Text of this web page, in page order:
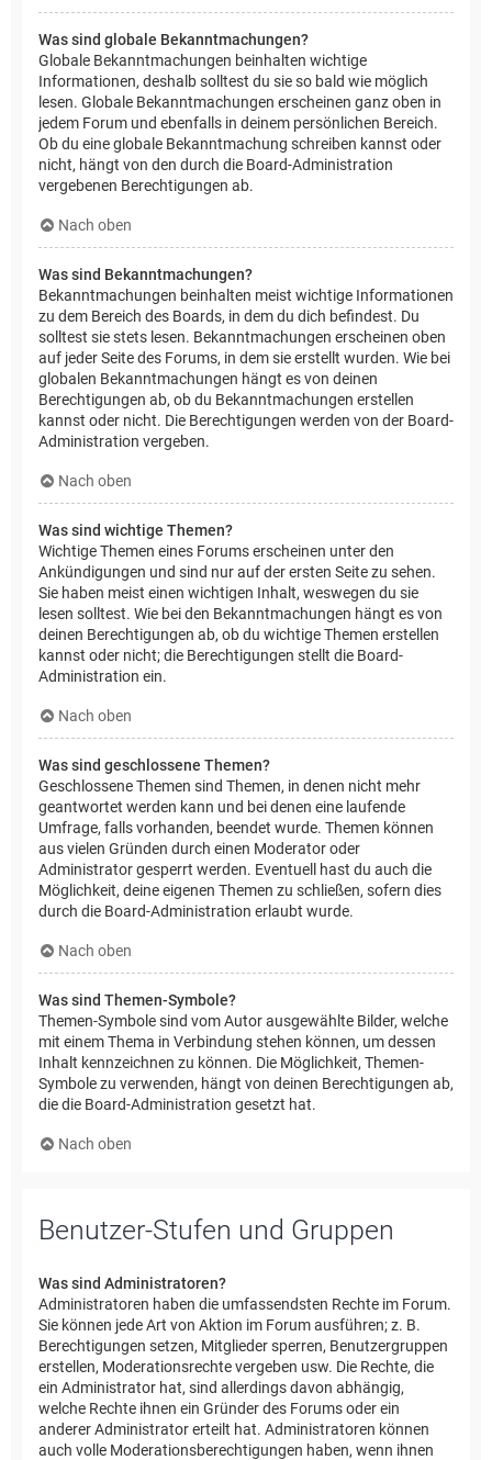
Was sind globale Bekanntmachungen?
Globale Bekanntmachungen beinhalten wichtige
Informationen, deshalb solltest du sie so bald wie möglich
lesen. Globale Bekanntmachungen erscheinen ganz oben in
jedem Forum und ebenfalls in deinem persönlichen Bereich.
Ob du eine globale Bekanntmachung schreiben kannst oder
nicht, hängt von den durch die Board-Administration
vergebenen Berechtigungen ab.
Nach oben
Was sind Bekanntmachungen?
Bekanntmachungen beinhalten meist wichtige Informationen
zu dem Bereich des Boards, in dem du dich befindest. Du
solltest sie stets lesen. Bekanntmachungen erscheinen oben
auf jeder Seite des Forums, in dem sie erstellt wurden. Wie bei
globalen Bekanntmachungen hängt es von deinen
Berechtigungen ab, ob du Bekanntmachungen erstellen
kannst oder nicht. Die Berechtigungen werden von der Board-
Administration vergeben.
Nach oben
Was sind wichtige Themen?
Wichtige Themen eines Forums erscheinen unter den
Ankündigungen und sind nur auf der ersten Seite zu sehen.
Sie haben meist einen wichtigen Inhalt, weswegen du sie
lesen solltest. Wie bei den Bekanntmachungen hängt es von
deinen Berechtigungen ab, ob du wichtige Themen erstellen
kannst oder nicht; die Berechtigungen stellt die Board-
Administration ein.
Nach oben
Was sind geschlossene Themen?
Geschlossene Themen sind Themen, in denen nicht mehr
geantwortet werden kann und bei denen eine laufende
Umfrage, falls vorhanden, beendet wurde. Themen können
aus vielen Gründen durch einen Moderator oder
Administrator gesperrt werden. Eventuell hast du auch die
Möglichkeit, deine eigenen Themen zu schließen, sofern dies
durch die Board-Administration erlaubt wurde.
Nach oben
Was sind Themen-Symbole?
Themen-Symbole sind vom Autor ausgewählte Bilder, welche
mit einem Thema in Verbindung stehen können, um dessen
Inhalt kennzeichnen zu können. Die Möglichkeit, Themen-
Symbole zu verwenden, hängt von deinen Berechtigungen ab,
die die Board-Administration gesetzt hat.
Nach oben
Benutzer-Stufen und Gruppen
Was sind Administratoren?
Administratoren haben die umfassendsten Rechte im Forum.
Sie können jede Art von Aktion im Forum ausführen; z. B.
Berechtigungen setzen, Mitglieder sperren, Benutzergruppen
erstellen, Moderationsrechte vergeben usw. Die Rechte, die
ein Administrator hat, sind allerdings davon abhängig,
welche Rechte ihnen ein Gründer des Forums oder ein
anderer Administrator erteilt hat. Administratoren können
auch volle Moderationsberechtigungen haben, wenn ihnen